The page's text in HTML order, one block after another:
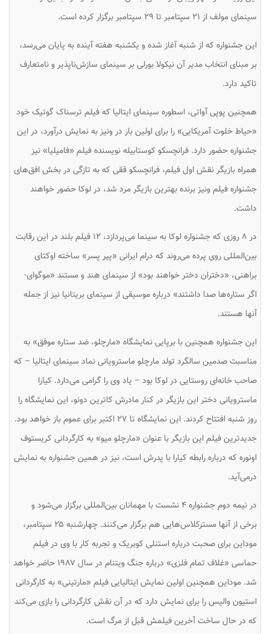
سینمای مولف از ۲۱ سپتامبر تا ۲۹ سپتامبر برگزار کرده است.
این جشنواره که از شنبه آغاز شده و یکشنبه هفته آینده به پایان می‌رسد،
بر مبنای انتخاب مدیر آن نیکولا بورلی بر سینمای سازش‌ناپذیر و نامتعارف
تاکید دارد.
همچنین پوپی آواتی، اسطوره سینمای ایتالیا که فیلم ترسناک گوتیک خود
«حیاط خلوت آمریکایی» را برای اولین بار در ونیز به نمایش درآورد، در این
جشنواره حضور دارد. فرانچسکو کوستابیله نویسنده فیلم «فامیلیا» نیز
همراه بازیگر نقش اول فیلم، فرانچسکو ققی که به تازگی در بخش افق‌های
جشنواره فیلم ونیز برنده بهترین بازیگر مرد شد، در لوکا حضور خواهند
داشت.
در ۸ روزی که جشنواره لوکا به سینما می‌پردازد، ۱۲ فیلم بلند در این رقابت
بین‌المللی روی پرده می‌روند که درام ایرانی «پیر پسر» ساخته اوکتای
براهنی، «دختران دختر خواهند بود» از سینمای هند و مستند «موگوای-
اگر ستاره‌ها صدا داشتند» درباره موسیقی از سینمای بریتانیا نیز از جمله
آنها هستند.
این جشنواره همچنین با برپایی نمایشگاه «مارچلو، ضد ستاره موفق» به
مناسبت صدمین سالگرد تولد مارچلو ماسترویانی نماد سینمای ایتالیا – که
صاحب خانه‌ای روستایی در لوکا بود – یاد وی را گرامی می‌دارد. کیارا
ماسترویانی دختر این بازیگر در کنار مادرش کاترین دونو، این نمایشگاه را
روز شنبه افتتاح کردند. این نمایشگاه تا ۲۷ اکتبر برای عموم باز خواهد بود.
جدیدترین فیلم این بازیگر با عنوان «مارچلو میو» به کارگردانی کریستوف
اونوره که درباره رابطه کیارا با پدرش است، نیز در همین جشنواره به نمایش
درمی‌آید.
در نیمه دوم جشنواره ۴ نشست با مهمانان بین‌المللی برگزار می‌شود و
برخی از آنها مسترکلاس‌هایی هم برگزار می‌کنند. چهارشنبه ۲۵ سپتامبر،
موداین برای صحبت درباره استنلی کوبریک و تجربه کار با وی در فیلم
حماسی «غلاف تمام فلزی» درباره جنگ ویتنام در سال ۱۹۸۷ حاضر خواهد
شد. موداین همچنین اولین نمایش ایتالیایی فیلم «مارتینی» به کارگردانی
استیون والیس را برای نمایش دارد که در آن نقش کارگردانی را بازی می‌کند
که در حال ساخت آخرین فیلمش قبل از مرگ است.